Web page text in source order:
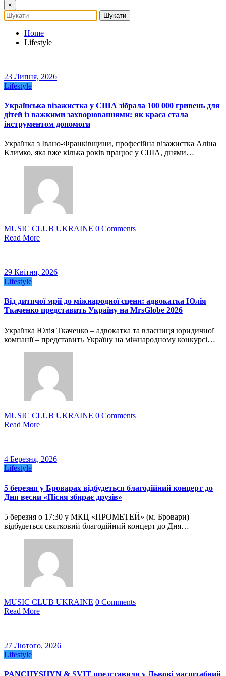
×
Home
Lifestyle
23 Липня, 2026
Lifestyle
Українська візажистка у США зібрала 100 000 гривень для
дітей із важкими захворюваннями: як краса стала
інструментом допомоги
Українка з Івано-Франківщини, професійна візажистка Аліна
Климко, яка вже кілька років працює у США, днями…
MUSIC CLUB UKRAINE 0 Comments
Read More
29 Квітня, 2026
Lifestyle
Від дитячої мрії до міжнародної сцени: адвокатка Юлія
Ткаченко представить Україну на MrsGlobe 2026
Українка Юлія Ткаченко – адвокатка та власниця юридичної
компанії – представить Україну на міжнародному конкурсі…
MUSIC CLUB UKRAINE 0 Comments
Read More
4 Березня, 2026
Lifestyle
5 березня у Броварах відбудеться благодійний концерт до
Дня весни «Пісня збирає друзів»
5 березня о 17:30 у МКЦ «ПРОМЕТЕЙ» (м. Бровари)
відбудеться святковий благодійний концерт до Дня…
MUSIC CLUB UKRAINE 0 Comments
Read More
27 Лютого, 2026
Lifestyle